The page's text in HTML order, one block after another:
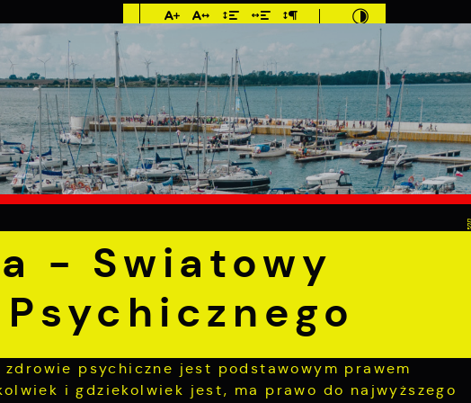
Imieniny: Iza,
Cyprian, Dominik
MIESZKANIEC TURYSTYKA INWESTYCJE
- Swiatowy Dzień Zdrowia Psychicznego
- Swiatowy
psychiczne jest podstawowym prawem
i gdziekolwiek jest, ma prawo do najwyższego